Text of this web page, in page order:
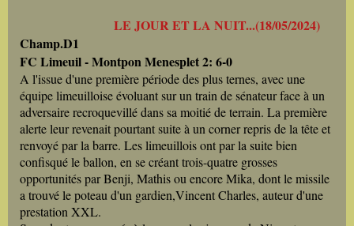
LE JOUR ET LA NUIT...(18/05/2024)
Champ.D1
FC Limeuil - Montpon Menesplet 2: 6-0
A l'issue d'une première période des plus ternes, avec une
équipe limeuilloise évoluant sur un train de sénateur face à un
adversaire recroquevillé dans sa moitié de terrain. La première
alerte leur revenait pourtant suite à un corner repris de la tête et
renvoyé par la barre. Les limeuillois ont par la suite bien
confisqué le ballon, en se créant trois-quatre grosses
opportunités par Benji, Mathis ou encore Mika, dont le missile
a trouvé le poteau d'un gardien,Vincent Charles, auteur d'une
prestation XXL.